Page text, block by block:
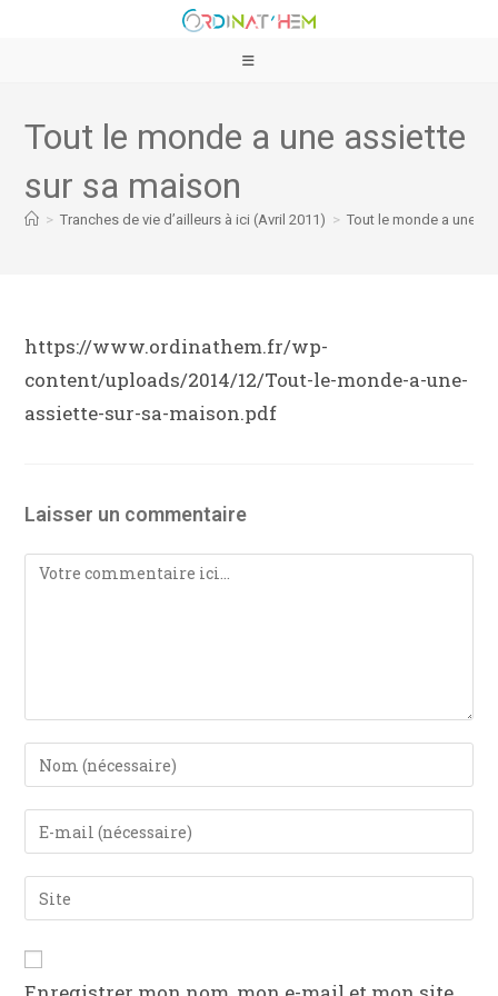
Tout le monde a une assiette
sur sa maison
> Tranches de vie d’ailleurs à ici (Avril 2011) > Tout le monde a une
https://www.ordinathem.fr/wp-
content/uploads/2014/12/Tout-le-monde-a-une-
assiette-sur-sa-maison.pdf
Laisser un commentaire